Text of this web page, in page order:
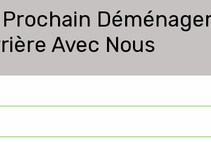
Avec Nous